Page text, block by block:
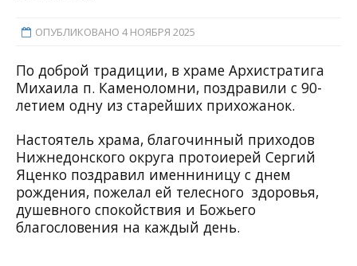
ОПУБЛИКОВАНО 4 НОЯБРЯ 2025
По доброй традиции, в храме Архистратига
Михаила п. Каменоломни, поздравили с 90-
летием одну из старейших прихожанок.
Настоятель храма, благочинный приходов
Нижнедонского округа протоиерей Сергий
Яценко поздравил именниницу с днем
рождения, пожелал ей телесного здоровья,
душевного спокойствия и Божьего
благословения на каждый день.